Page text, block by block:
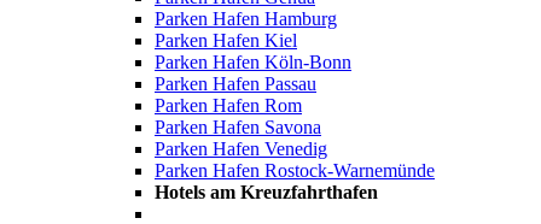
Parken Hafen Hamburg
Parken Hafen Kiel
Parken Hafen Köln-Bonn
Parken Hafen Passau
Parken Hafen Rom
Parken Hafen Savona
Parken Hafen Venedig
Parken Hafen Rostock-Warnemünde
Hotels am Kreuzfahrthafen